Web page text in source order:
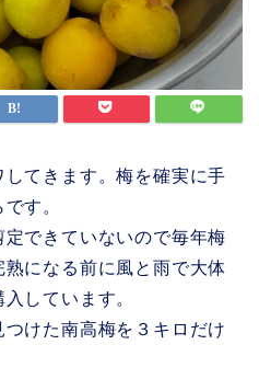
てきます。梅を確実に手
す。
できていないので毎年梅
になる前に風と雨で大体
しています。
けた南高梅を３キロだけ